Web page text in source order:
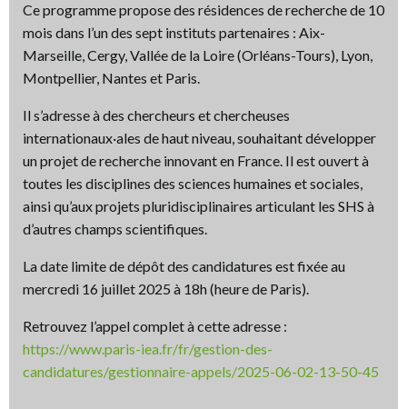
Ce programme propose des résidences de recherche de 10
mois dans l’un des sept instituts partenaires : Aix-
Marseille, Cergy, Vallée de la Loire (Orléans-Tours), Lyon,
Montpellier, Nantes et Paris.
Il s’adresse à des chercheurs et chercheuses
internationaux·ales de haut niveau, souhaitant développer
un projet de recherche innovant en France. Il est ouvert à
toutes les disciplines des sciences humaines et sociales,
ainsi qu’aux projets pluridisciplinaires articulant les SHS à
d’autres champs scientifiques.
La date limite de dépôt des candidatures est fixée au
mercredi 16 juillet 2025 à 18h (heure de Paris).
Retrouvez l’appel complet à cette adresse :
https://www.paris-iea.fr/fr/gestion-des-
candidatures/gestionnaire-appels/2025-06-02-13-50-45